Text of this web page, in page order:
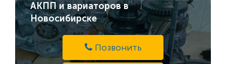
АКПП и вариаторов в
Новосибирске
Позвонить